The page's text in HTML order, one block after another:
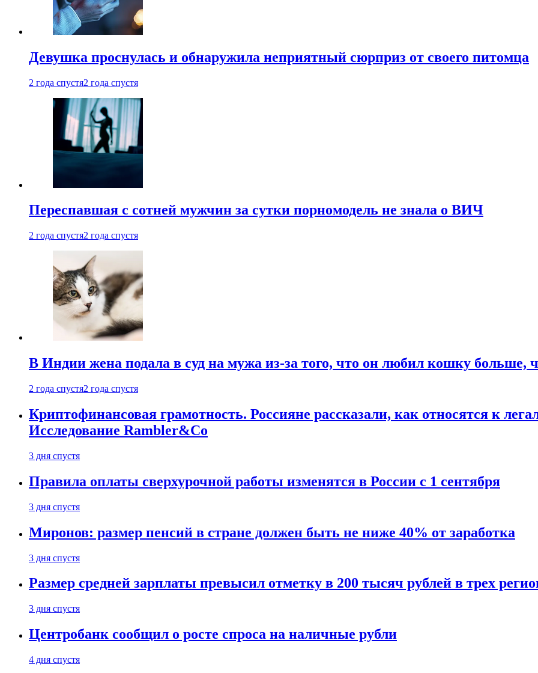
Девушка проснулась и обнаружила неприятный сюрприз от своего питомца
2 года спустя2 года спустя
Переспавшая с сотней мужчин за сутки порномодель не знала о ВИЧ
2 года спустя2 года спустя
В Индии жена подала в суд на мужа из-за того, что он любил кошку больше,
2 года спустя2 года спустя
Криптофинансовая грамотность. Россияне рассказали, как относятся к
Исследование Rambler&Co
3 дня спустя
Правила оплаты сверхурочной работы изменятся в России с 1 сентября
3 дня спустя
Миронов: размер пенсий в стране должен быть не ниже 40% от заработка
3 дня спустя
Размер средней зарплаты превысил отметку в 200 тысяч рублей в трех
3 дня спустя
Центробанк сообщил о росте спроса на наличные рубли
4 дня спустя